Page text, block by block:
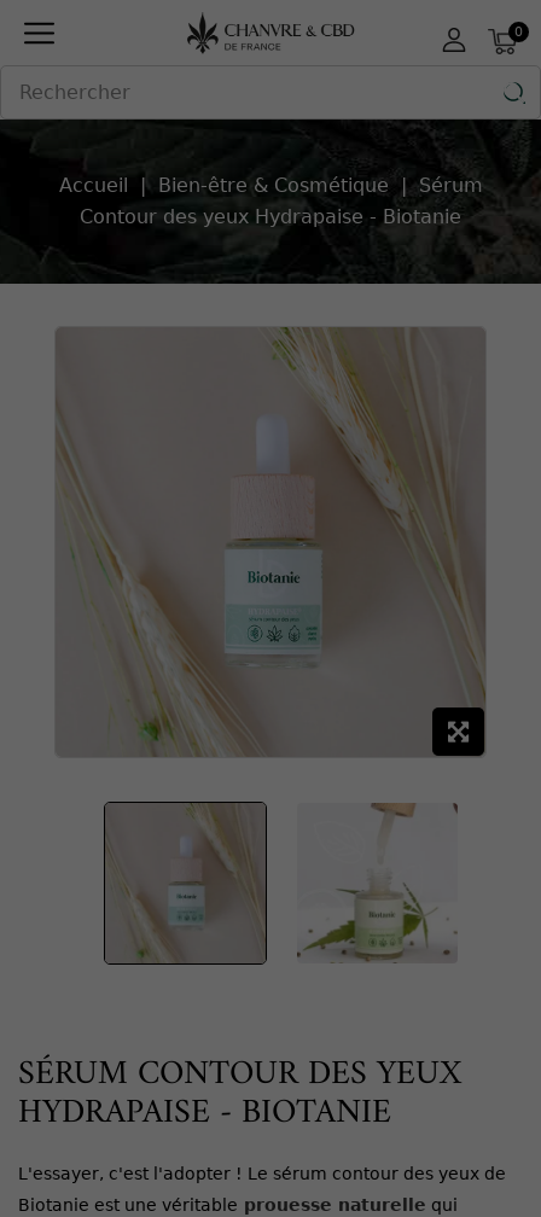
0

Accueil Bien-être & Cosmétique
Sérum
Contour des yeux Hydrapaise - Biotanie
SÉRUM CONTOUR DES YEUX
HYDRAPAISE - BIOTANIE
L'essayer, c'est l'adopter ! Le sérum contour des yeux de
Biotanie est une véritable prouesse naturelle qui
Panneau de gestion des cookies